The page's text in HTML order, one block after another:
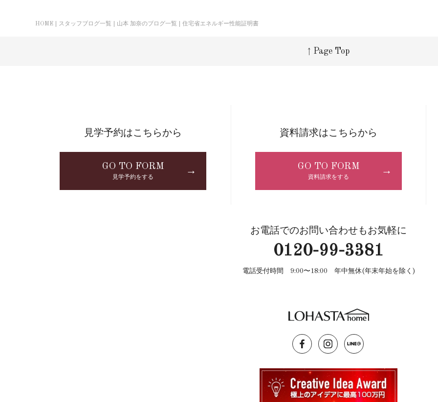
HOME スタッフブログ一覧 山本 加奈のブログ一覧 住宅省エネルギー性能証明書
↑ Page Top
見学予約はこちらから
GO TO FORM
見学予約をする
→
資料請求はこちらから
GO TO FORM
資料請求をする
→
お電話でのお問い合わせもお気軽に
0120-99-3381
電話受付時間 9:00〜18:00 年中無休(年末年始を除く)